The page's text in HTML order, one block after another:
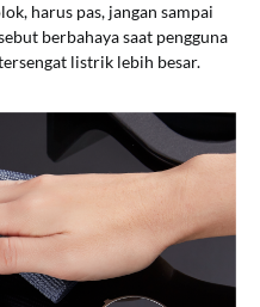
harus pas, jangan sampai
berbahaya saat pengguna
listrik lebih besar.